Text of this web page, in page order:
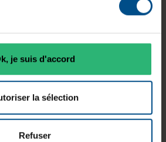
je suis d'accord
la sélection
Refuser
stockage SSD de 1 To, il est
la création graphique ou le
macOS et dispose d’une
3 polyvalente.